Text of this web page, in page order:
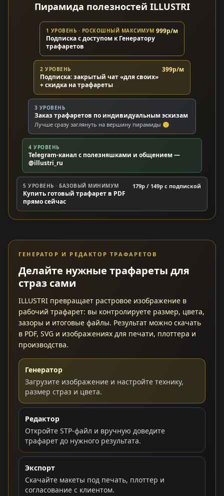
Пирамида полезностей ILLUSTRI
1 УРОВЕНЬ · РОСКОШНЫЙ МАКСИМУМ
Подписка с доступом к Генератору
трафаретов
999р/м
2 УРОВЕНЬ
Подписка: закрытый чат «для своих»
+ скидка на трафареты
399р/м
3 УРОВЕНЬ
Заказ трафаретов по индивидуальным эскизам
Лучше сразу заглянуть на вершину пирамиды 🙂
4 УРОВЕНЬ
Telegram-канал с полезняшками и общением —
@illustri_ru
5 УРОВЕНЬ · БАЗОВЫЙ МИНИМУМ
Купить готовый трафарет в PDF
прямо сейчас
179р / 149р c подпиской
ГЕНЕРАТОР И РЕДАКТОР ТРАФАРЕТОВ
Делайте нужные трафареты для
страз сами
ILLUSTRI превращает растровое изображение в
рабочий трафарет: вы контролируете размер, цвета,
зазоры и итоговые файлы. Результат можно скачать
в PDF, SVG и изображениях для печати, плоттера и
производства.
Генератор
Загрузите изображение и настройте технику,
размер страз и цвета.
Редактор
Откройте STP-файл и вручную доведите
трафарет до нужного результата.
Экспорт
Скачайте макеты под печать, плоттер и
согласование с клиентом.